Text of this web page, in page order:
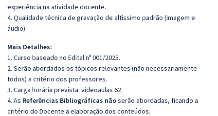
experiência na atividade docente.
4. Qualidade técnica de gravação de altíssimo padrão (imagem e
áudio)
Mais Detalhes:
1. Curso baseado no Edital nº 001/2025.
2. Serão abordados os tópicos relevantes (não necessariamente
todos) a critério dos professores.
3. Carga horária prevista: videoaulas 62.
4. As Referências Bibliográficas nãoserão abordadas, ficando a
critério do Docente a elaboração dos conteúdos.